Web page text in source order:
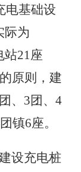
电基础设
际为
站21座
原则，建
、3团、4
镇6座。
设充电桩